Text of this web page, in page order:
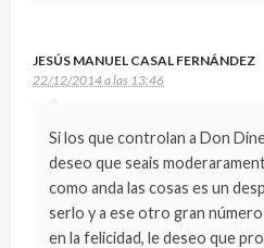
JESÚS MANUEL CASAL FERNÁNDEZ
22/12/2014 a las 13:46
Si los que controlan a Don
deseo que seais
como anda las cosas es un
serlo y a ese otro gran
en la felicidad, le deseo que